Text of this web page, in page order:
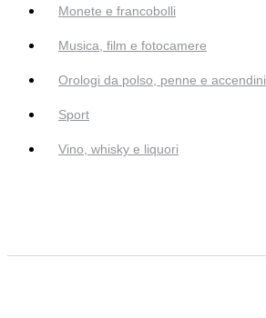
Monete e francobolli
Musica, film e fotocamere
Orologi da polso, penne e accendini
Sport
Vino, whisky e liquori